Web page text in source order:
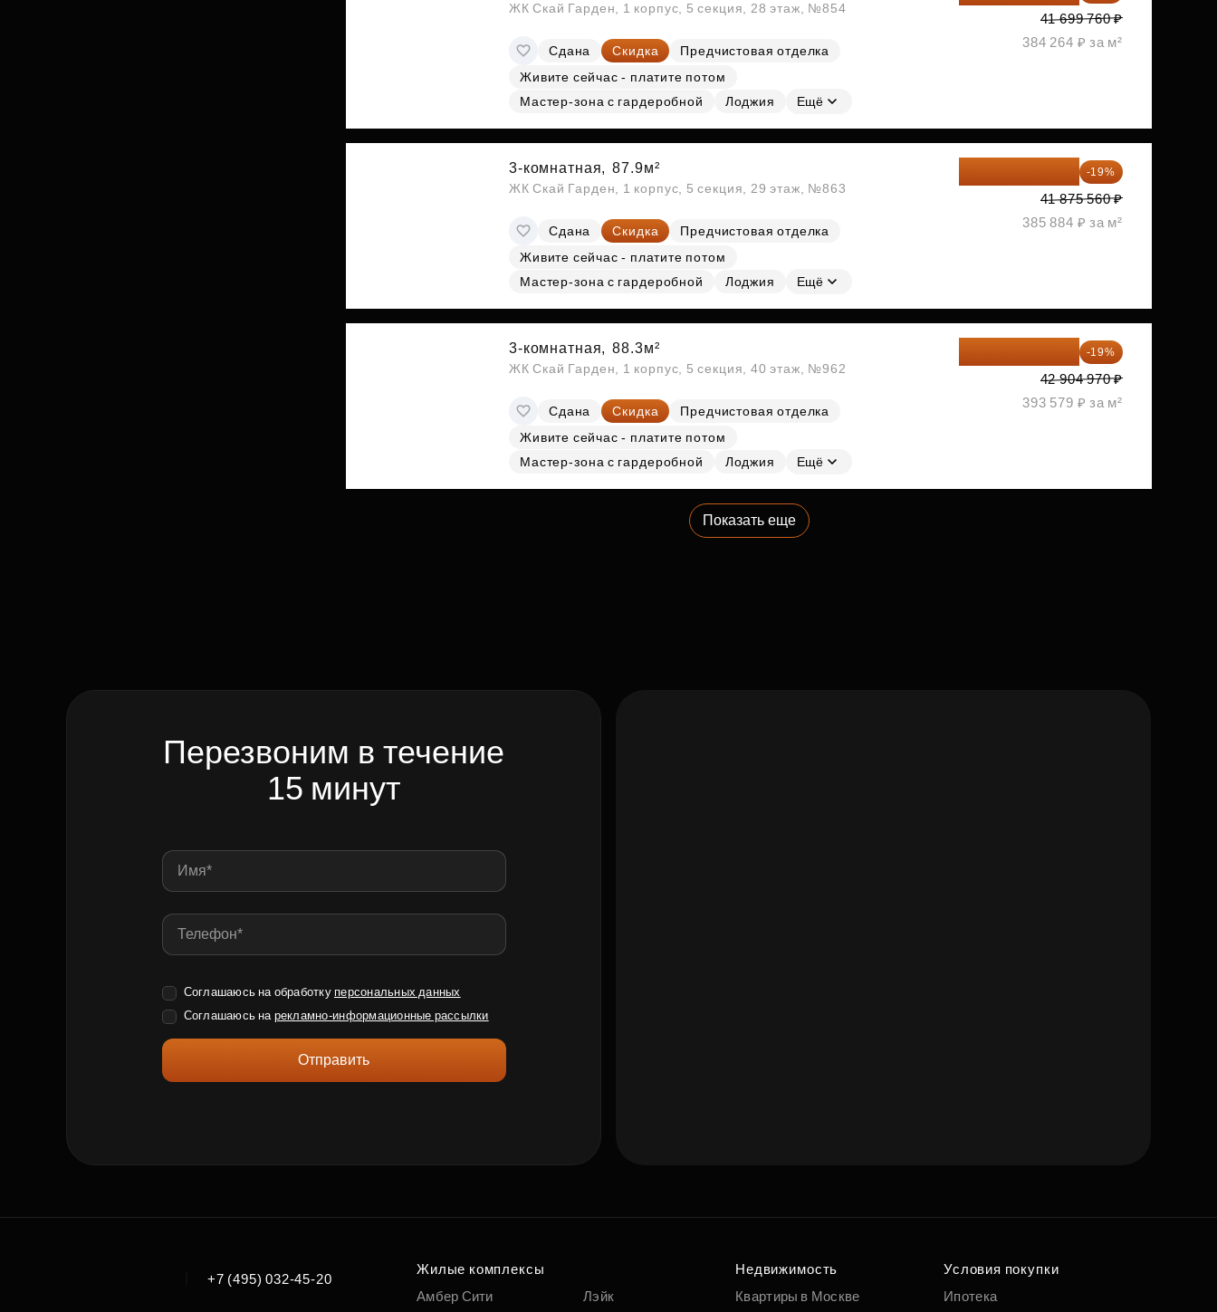
ЖК Скай Гарден, 1 корпус, 5 секция, 28 этаж, №854
Сдана Скидка
Предчистовая отделка
Живите сейчас - платите потом
Мастер-зона с гардеробной
Лоджия Ещё
41 699 760 ₽
384 264 ₽ за м²
3-комнатная, 87.9м²
ЖК Скай Гарден, 1 корпус, 5 секция, 29 этаж, №863
Сдана Скидка
Предчистовая отделка
Живите сейчас - платите потом
Мастер-зона с гардеробной
Лоджия Ещё
-19%
41 875 560 ₽
385 884 ₽ за м²
3-комнатная, 88.3м²
ЖК Скай Гарден, 1 корпус, 5 секция, 40 этаж, №962
Сдана Скидка
Предчистовая отделка
Живите сейчас - платите потом
Мастер-зона с гардеробной
Лоджия Ещё
-19%
42 904 970 ₽
393 579 ₽ за м²
Показать еще
Перезвоним в течение
15 минут
Соглашаюсь на обработку персональных данных
Соглашаюсь на рекламно-информационные рассылки
Отправить
+7 (495) 032-45-20
Жилые комплексы
Амбер Сити
Лэйк
Недвижимость
Квартиры в Москве
Условия покупки
Ипотека